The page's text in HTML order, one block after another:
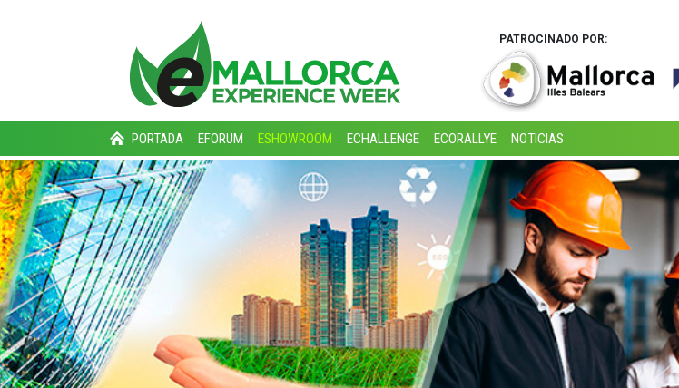
PATROCINADO POR:
PORTADA EFORUM ESHOWROOM ECHALLENGE ECORALLYE NOTICIAS